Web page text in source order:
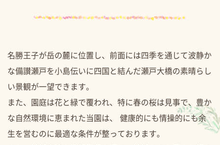
名勝王子が岳の麓に位置し、前面には四季を通じて波静か
な備讃瀬戸を小島伝いに四国と結んだ瀬戸大橋の素晴らし
い景観が一望できます。
また、園庭は花と緑で覆われ、特に春の桜は見事で、豊か
な自然環境に恵まれた当園は、 健康的にも情操的にも余
生を営むのに最適な条件が整っております。